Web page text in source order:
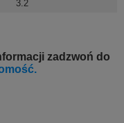
3.2
zadzwoń do